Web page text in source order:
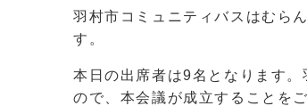
羽村市コミュニティバスはむら
す。
本日の出席者は9名となります
ので、本会議が成立することを